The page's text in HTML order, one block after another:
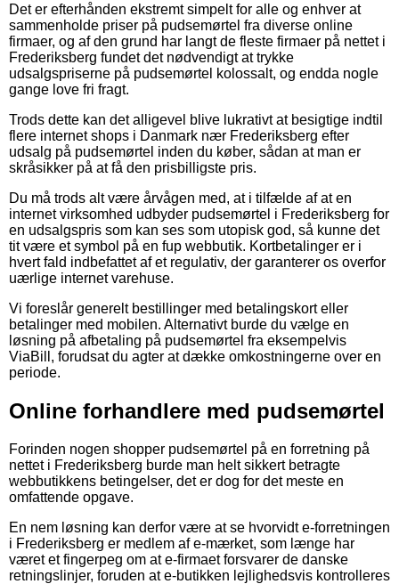
Det er efterhånden ekstremt simpelt for alle og enhver at
sammenholde priser på pudsemørtel fra diverse online
firmaer, og af den grund har langt de fleste firmaer på nettet i
Frederiksberg fundet det nødvendigt at trykke
udsalgspriserne på pudsemørtel kolossalt, og endda nogle
gange love fri fragt.
Trods dette kan det alligevel blive lukrativt at besigtige indtil
flere internet shops i Danmark nær Frederiksberg efter
udsalg på pudsemørtel inden du køber, sådan at man er
skråsikker på at få den prisbilligste pris.
Du må trods alt være årvågen med, at i tilfælde af at en
internet virksomhed udbyder pudsemørtel i Frederiksberg for
en udsalgspris som kan ses som utopisk god, så kunne det
tit være et symbol på en fup webbutik. Kortbetalinger er i
hvert fald indbefattet af et regulativ, der garanterer os overfor
uærlige internet varehuse.
Vi foreslår generelt bestillinger med betalingskort eller
betalinger med mobilen. Alternativt burde du vælge en
løsning på afbetaling på pudsemørtel fra eksempelvis
ViaBill, forudsat du agter at dække omkostningerne over en
periode.
Online forhandlere med pudsemørtel
Forinden nogen shopper pudsemørtel på en forretning på
nettet i Frederiksberg burde man helt sikkert betragte
webbutikkens betingelser, det er dog for det meste en
omfattende opgave.
En nem løsning kan derfor være at se hvorvidt e-forretningen
i Frederiksberg er medlem af e-mærket, som længe har
været et fingerpeg om at e-firmaet forsvarer de danske
retningslinjer, foruden at e-butikken lejlighedsvis kontrolleres